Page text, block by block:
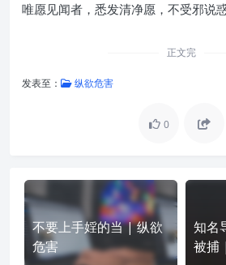
唯愿见闻者，悉发清净愿，不受邪说
正文完
发表至： 纵欲危害
0
不要上手婬的当 | 纵欲
危害
知名
被捕